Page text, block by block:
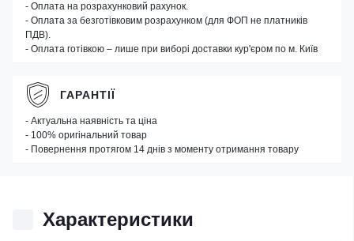
Характеристики
- Оплата на розрахунковий рахунок.
- Оплата за безготівковим розрахунком (для ФОП не платників
ПДВ).
- Оплата готівкою – лише при виборі доставки кур'єром по м. Київ
ГАРАНТІЇ
- Актуальна наявність та ціна
- 100% оригінальний товар
- Повернення протягом 14 днів з моменту отримання товару